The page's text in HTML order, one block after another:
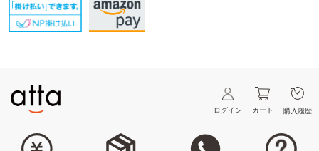
ログイン カート 購入履歴